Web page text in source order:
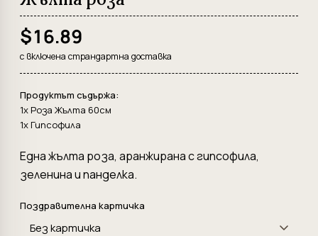
$16.89
с включена страндартна доставка
Продуктът съдържа:
1x Роза Жълта 60см
1x Гипсофила
Една жълта роза, аранжирана с гипсофила,
зеленина и панделка.
Поздравителна картичка